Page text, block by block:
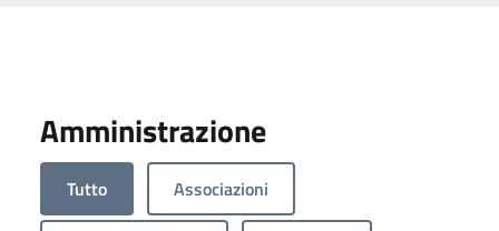
Amministrazione
Tutto Associazioni